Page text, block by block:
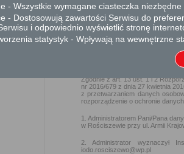
Ustawa z dnia 14
Rozporządzenie
skarg i wniosków (Dz.
Zgodnie z art. 13 ust. 1 i 2
nr 2016/679 z dnia 27 kwietnia
z przetwarzaniem danych
rozporządzenie o ochronie
1. Administratorem Pani/Pana
w Rościszewie przy ul. Armii
2. Administrator wyznaczył
iodo.rosciszewo@wp.pl
- Wszystkie wymagane ciasteczka
- Dostosowują zawartości Serwisu do
i odpowiednio wyświetlić stronę
statystyk - Wpływają na wewnętrzne